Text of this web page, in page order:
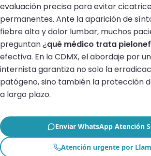
evaluación precisa para evitar
permanentes. Ante la aparición de
fiebre alta y dolor lumbar, muchos
preguntan ¿qué médico trata
efectiva. En la CDMX, el abordaje por
internista garantiza no solo la
patógeno, sino también la protección
a largo plazo.
Enviar WhatsApp Atención
Atención urgente por